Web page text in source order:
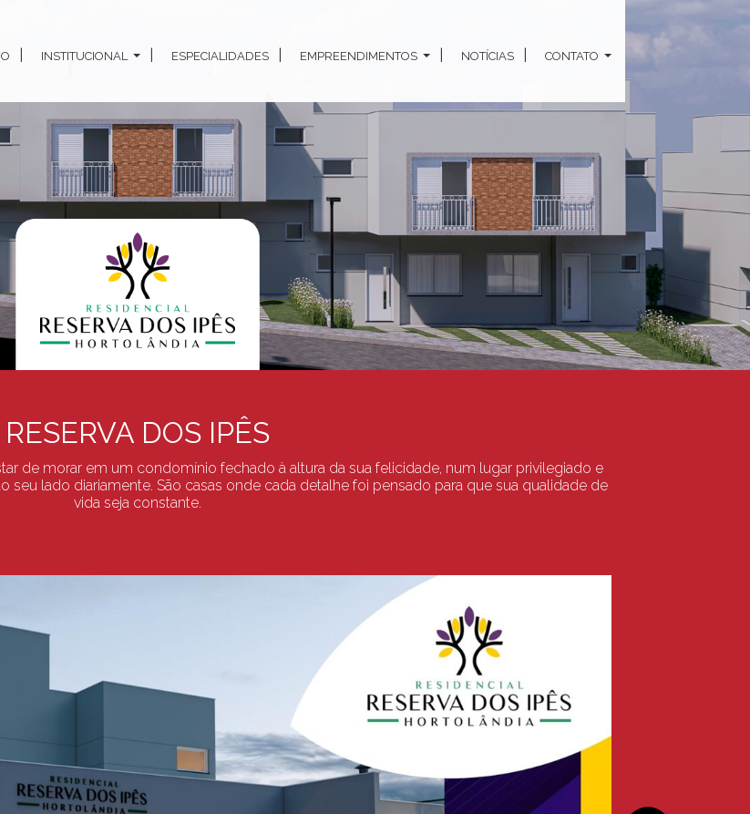
INSTITUCIONAL ESPECIALIDADES EMPREENDIMENTOS NOTÍCIAS CONTATO
RESERVA DOS IPÊS
de morar em um condomínio fechado à altura da sua felicidade, num lugar privilegiado e
seu lado diariamente. São casas onde cada detalhe foi pensado para que sua qualidade de
vida seja constante.